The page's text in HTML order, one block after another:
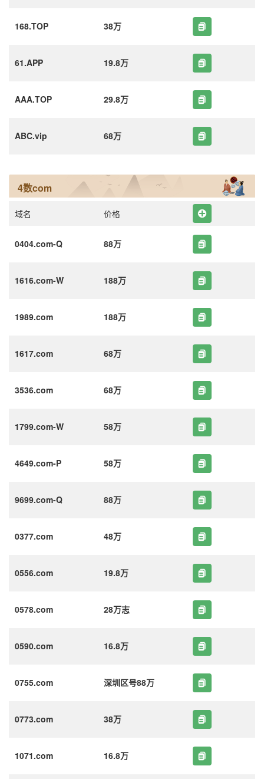
168.TOP 38万
61.APP 19.8万
AAA.TOP 29.8万
ABC.vip 68万
4数com
域名 价格
0404.com-Q 88万
1616.com-W 188万
1989.com 188万
1617.com 68万
3536.com 68万
1799.com-W 58万
4649.com-P 58万
9699.com-Q 88万
0377.com 48万
0556.com 19.8万
0578.com 28万志
0590.com 16.8万
0755.com 深圳区号88万
0773.com 38万
1071.com 16.8万